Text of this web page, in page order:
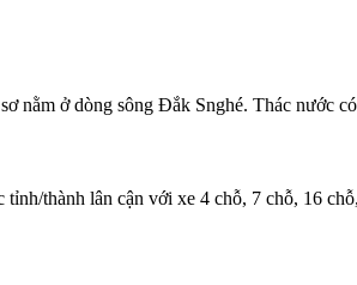
ở dòng sông Đắk Snghé. Thác nước
thành lân cận với xe 4 chỗ, 7 chỗ, 16